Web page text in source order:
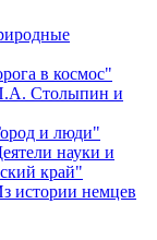
в космос"
Столыпин и
и люди"
науки и
край"
истории немцев